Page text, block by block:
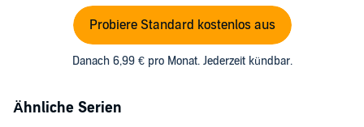
Probiere Standard kostenlos aus
Danach 6,99 € pro Monat. Jederzeit kündbar.
Ähnliche Serien